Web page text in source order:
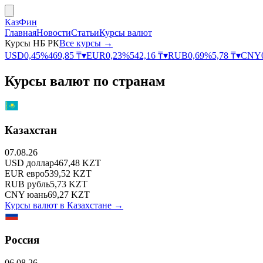
КазФин
ГлавнаяНовостиСтатьиКурсы валют
Курсы НБ РКВсе курсы →
USD0,45%469,85 ₸▾EUR0,23%542,16 ₸▾RUB0,69%5,78 ₸▾CNY
Курсы валют по странам
Казахстан
07.08.26
USD доллар467,48 KZT
EUR евро539,52 KZT
RUB рубль5,73 KZT
CNY юань69,27 KZT
Курсы валют в Казахстане →
Россия